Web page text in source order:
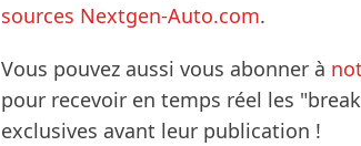
sources Nextgen-Auto.com.
Vous pouvez aussi vous abonner à
pour recevoir en temps réel les
exclusives avant leur publication !